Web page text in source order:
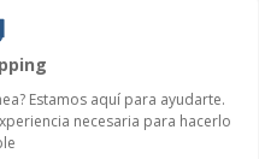
Estamos aquí para ayudarte.
necesaria para hacerlo